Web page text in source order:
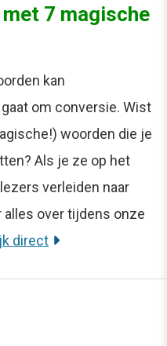
7 magische
kan
om conversie. Wist
woorden die je
Als je ze op het
verleiden naar
alles over tijdens onze
direct